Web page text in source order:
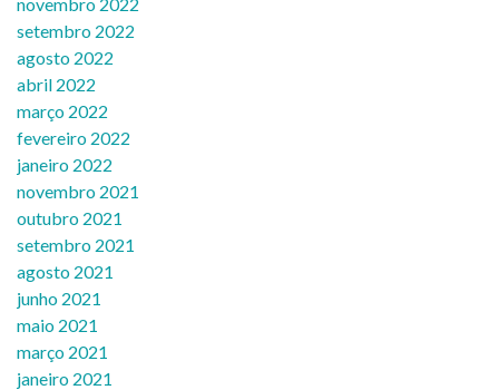
setembro 2022
agosto 2022
abril 2022
março 2022
fevereiro 2022
janeiro 2022
novembro 2021
outubro 2021
setembro 2021
agosto 2021
junho 2021
maio 2021
março 2021
janeiro 2021